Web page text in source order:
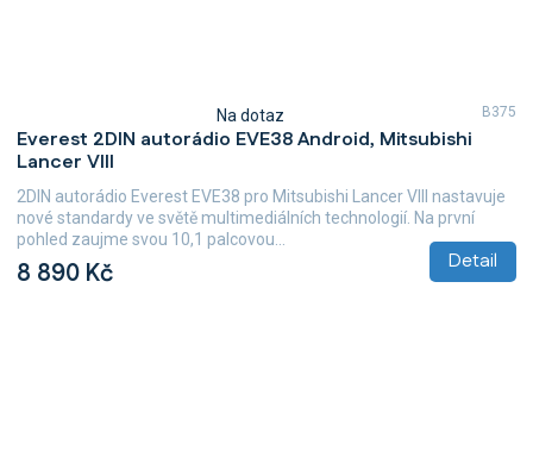
Everest 2DIN autorádio EVE38 Android, Mitsubishi
Lancer VIII
hodnocení
produktu
je
5,0
z
5
hvězdiček.
Na dotaz
8 890 Kč Detail
2DIN autorádio Everest EVE38 pro Mitsubishi Lancer VIII nastavuje
nové standardy ve světě multimediálních technologií. Na první
pohled zaujme svou 10,1 palcovou...
B375